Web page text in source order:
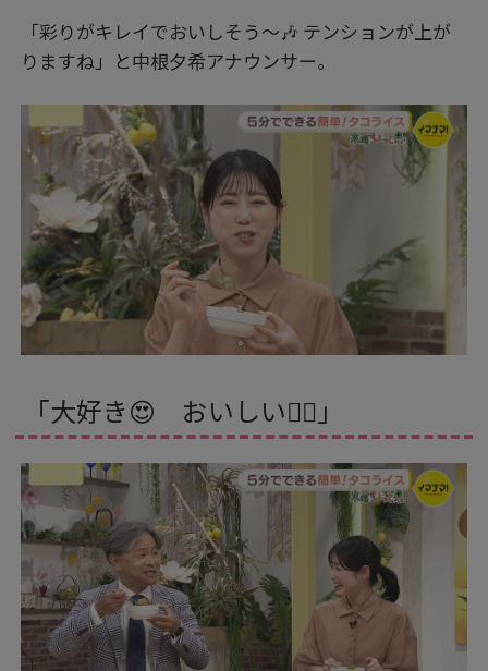
「彩りがキレイでおいしそう～🎶 テンションが上が
りますね」と中根夕希アナウンサー。
「大好き😍 おいしい👍🏻」